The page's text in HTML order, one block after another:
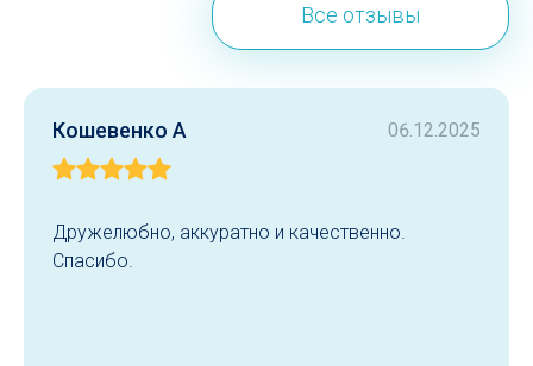
Все отзывы
Кошевенко А 06.12.2025
Дружелюбно, аккуратно и качественно.
Спасибо.